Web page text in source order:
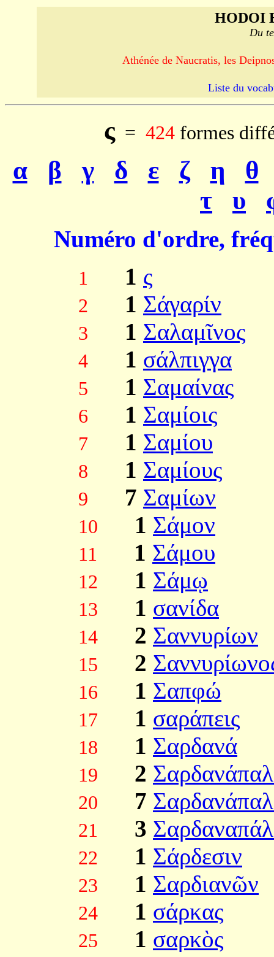
HODOI
Du
Athénée de Naucratis, les
Liste du
ς= 424 formes
α β γ δ ε ζ η
θ
τ
υ
Numéro d'ordre,
1 1 ς
2 1 Σάγαρίν
3 1 Σαλαμῖνος
4 1 σάλπιγγα
5 1 Σαμαίνας
6 1 Σαμίοις
7 1 Σαμίου
8 1 Σαμίους
9 7 Σαμίων
10 1 Σάμον
11 1 Σάμου
12 1 Σάμῳ
13 1 σανίδα
14 2 Σαννυρίων
15 2
16 1 Σαπφώ
17 1 σαράπεις
18 1 Σαρδανά
19 2
20 7
21 3
22 1 Σάρδεσιν
23 1 Σαρδιανῶν
24 1 σάρκας
25 1 σαρκὸς